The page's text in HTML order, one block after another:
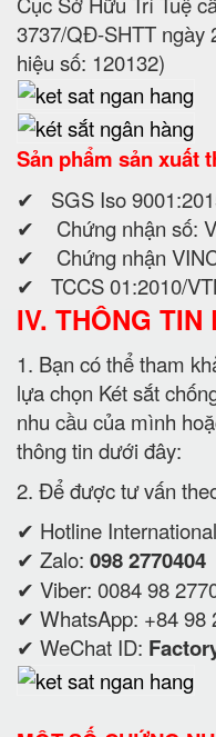
3737/QĐ-SHTT ngày
hiệu số: 120132)
Sản phẩm sản xuất
✔ SGS Iso
✔ Chứng nhận số:
✔ Chứng nhận
✔ TCCS 01:2010/
IV. THÔNG TIN
1. Bạn có thể tham
lựa chọn Két sắt
nhu cầu của mình
thông tin dưới đây:
2. Để được tư vấn
✔ Hotline
✔ Zalo: 098 2770404
✔ Viber: 0084 98
✔ WhatsApp: +84 98
✔ WeChat ID: